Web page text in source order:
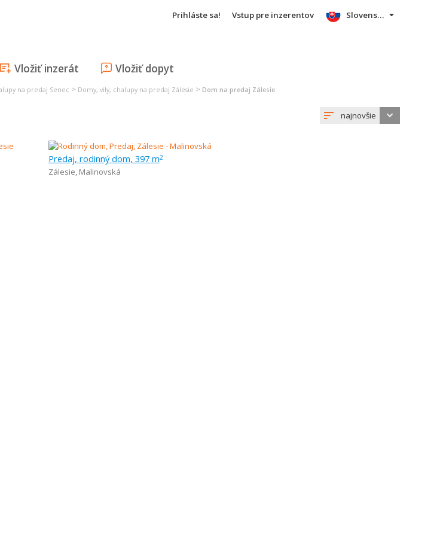
Prihláste sa! Vstup pre inzerentov
Vložiť inzerát Vložiť dopyt
Slovensky
na predaj Senec > Domy, vily, chalupy na predaj Zálesie > Dom na predaj Zálesie
najnovšie
Predaj, rodinný dom, 397 m2
Zálesie, Malinovská